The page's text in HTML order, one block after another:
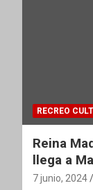
RECREO
Reina
llega a
7 junio, 2024